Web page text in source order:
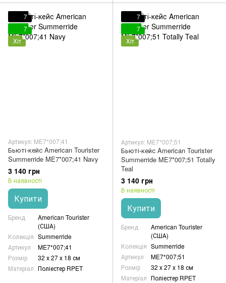
7
7
Хіт
Артикул: ME7*007;41
Бьюті-кейс American Tourister
Summerride ME7*007;41 Navy
3 140 грн
В наявності
Купити
Бренд
American Tourister
(США)
Колекція Summerride
Артикул
ME7*007;41
Розмір
32 х 27 х 18 см
Матеріал Поліестер RPET
7
7
Хіт
Артикул: ME7*007;51
Бьюті-кейс American Tourister
Summerride ME7*007;51 Totally
Teal
3 140 грн
В наявності
Купити
Бренд
American Tourister
(США)
Колекція Summerride
Артикул
ME7*007;51
Розмір
32 х 27 х 18 см
Матеріал Поліестер RPET